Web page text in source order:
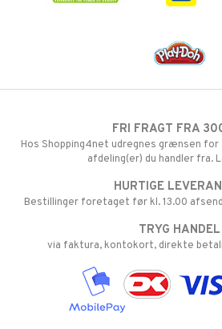
FRI FRAGT FRA
Hos Shopping4net udregnes grænsen
afdeling(er) du handler fra.
HURTIGE
Bestillinger foretaget før kl. 13.00
TRYG HANDEL
via faktura, kontokort, direkte